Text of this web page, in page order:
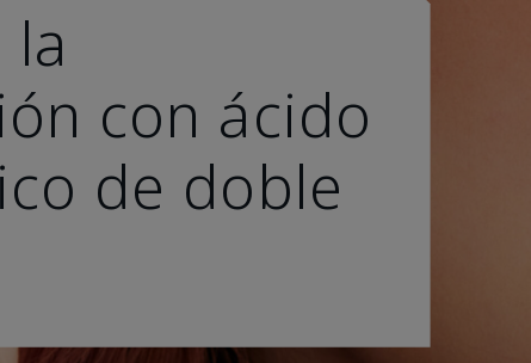
con ácido
de doble